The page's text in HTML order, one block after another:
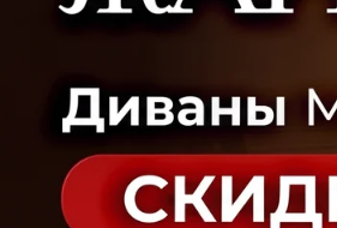
УЗНАТЬ ПОДРОБНЕЕ
Офисная мебель